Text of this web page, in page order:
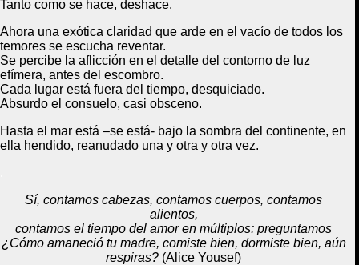
Tanto como se hace, deshace.
Ahora una exótica claridad que arde en el vacío de todos los
temores se escucha reventar.
Se percibe la aflicción en el detalle del contorno de luz
efímera, antes del escombro.
Cada lugar está fuera del tiempo, desquiciado.
Absurdo el consuelo, casi obsceno.
Hasta el mar está –se está- bajo la sombra del continente, en
ella hendido, reanudado una y otra y otra vez.
Sí, contamos cabezas, contamos cuerpos, contamos
alientos,
contamos el tiempo del amor en múltiplos: preguntamos
¿Cómo amaneció tu madre, comiste bien, dormiste bien, aún
respiras? (Alice Yousef)